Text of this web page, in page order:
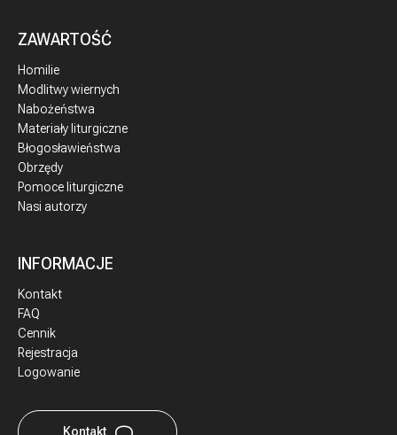
ZAWARTOŚĆ
Homilie
Modlitwy wiernych
Nabożeństwa
Materiały liturgiczne
Błogosławieństwa
Obrzędy
Pomoce liturgiczne
Nasi autorzy
INFORMACJE
Kontakt
FAQ
Cennik
Rejestracja
Logowanie
Kontakt